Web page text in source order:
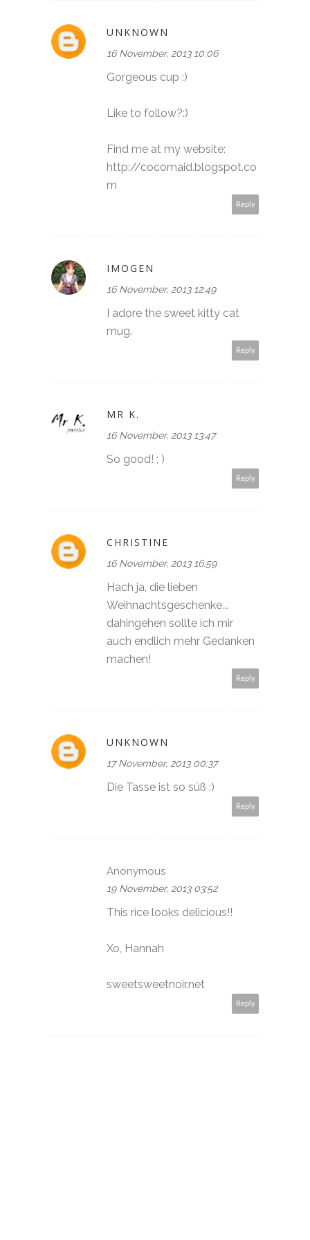
UNKNOWN
16 November, 2013 10:06
Gorgeous cup :)
Like to follow?:)
Find me at my website:
http://cocomaid.blogspot.co
m
Reply
IMOGEN
16 November, 2013 12:49
I adore the sweet kitty cat
mug.
Reply
MR K.
16 November, 2013 13:47
So good! ; )
Reply
CHRISTINE
16 November, 2013 16:59
Hach ja, die lieben
Weihnachtsgeschenke...
dahingehen sollte ich mir
auch endlich mehr Gedanken
machen!
Reply
UNKNOWN
17 November, 2013 00:37
Die Tasse ist so süß :)
Reply
Anonymous
19 November, 2013 03:52
This rice looks delicious!!
Xo, Hannah
sweetsweetnoir.net
Reply